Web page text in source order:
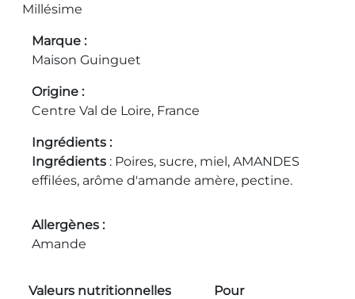
Millésime
Marque
Maison Guinguet
Origine
Centre Val de Loire, France
Ingrédients
Ingrédients : Poires, sucre, miel, AMANDES
effilées, arôme d'amande amère, pectine.
Allergènes
Amande
Valeurs nutritionnelles
Pour